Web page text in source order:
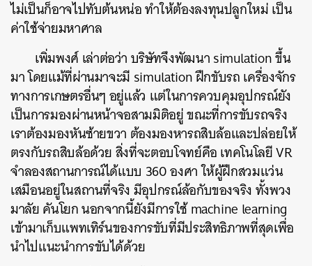
ไม่เป็นก็อาจไปทับต้นหน่อ ทำให้ต้องลงทุนปลูกใหม่ เป็น
ค่าใช้จ่ายมหาศาล
เพิ่มพงศ์ เล่าต่อว่า บริษัทจึงพัฒนา simulation ขึ้น
มา โดยแม้ที่ผ่านมาจะมี simulation ฝึกขับรถ เครื่องจักร
ทางการเกษตรอื่นๆ อยู่แล้ว แต่ในการควบคุมอุปกรณ์ยัง
เป็นการมองผ่านหน้าจอสามมิติอยู่ ขณะที่การขับรถจริง
เราต้องมองหันซ้ายขวา ต้องมองหารถสิบล้อและปล่อยให้
ตรงกับรถสิบล้อด้วย สิ่งที่จะตอบโจทย์คือ เทคโนโลยี VR
จำลองสถานการณ์ได้แบบ 360 องศา ให้ผู้ฝึกสวมแว่น
เสมือนอยู่ในสถานที่จริง มีอุปกรณ์ล้อกับของจริง ทั้งพวง
มาลัย คันโยก นอกจากนี้ยังมีการใช้ machine learning
เข้ามาเก็บแพทเทิร์นของการขับที่มีประสิทธิภาพที่สุดเพื่อ
นำไปแนะนำการขับได้ด้วย
ค้นหา
SHARE TWEET LINE EMAIL